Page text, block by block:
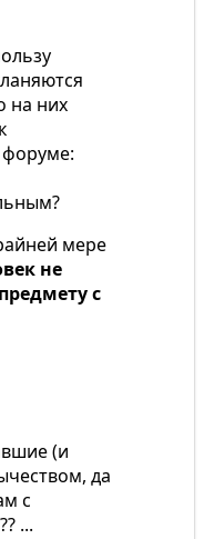
на них
мере
не
с
(и
да
с
...